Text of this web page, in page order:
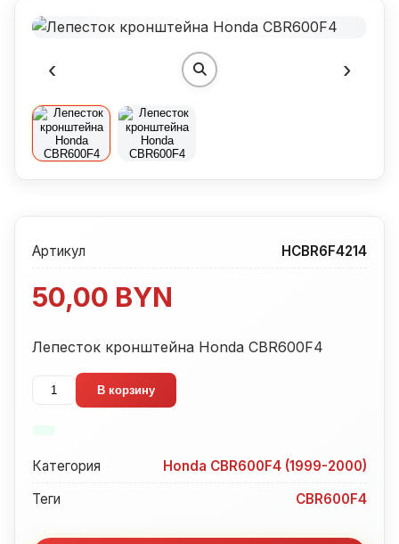
‹ ›
Артикул HCBR6F4214
50,00 BYN
Лепесток кронштейна Honda CBR600F4
Количество
товара
Honda
CBR600F4
В корзину
Категория
Honda CBR600F4 (1999-2000)
Теги
CBR600F4